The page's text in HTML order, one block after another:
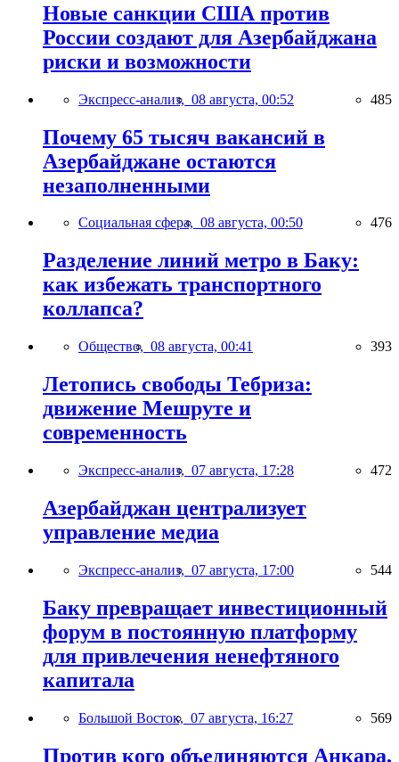
Новые санкции США против
России создают для Азербайджана
риски и возможности
Экспресс-анализ, 08 августа, 00:52 485
Почему 65 тысяч вакансий в
Азербайджане остаются
незаполненными
Социальная сфера, 08 августа, 00:50 476
Разделение линий метро в Баку:
как избежать транспортного
коллапса?
Общество, 08 августа, 00:41 393
Летопись свободы Тебриза:
движение Мешруте и
современность
Экспресс-анализ, 07 августа, 17:28 472
Азербайджан централизует
управление медиа
Экспресс-анализ, 07 августа, 17:00 544
Баку превращает инвестиционный
форум в постоянную платформу
для привлечения ненефтяного
капитала
Большой Восток, 07 августа, 16:27 569
Против кого объединяются Анкара,